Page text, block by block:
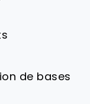
de bases